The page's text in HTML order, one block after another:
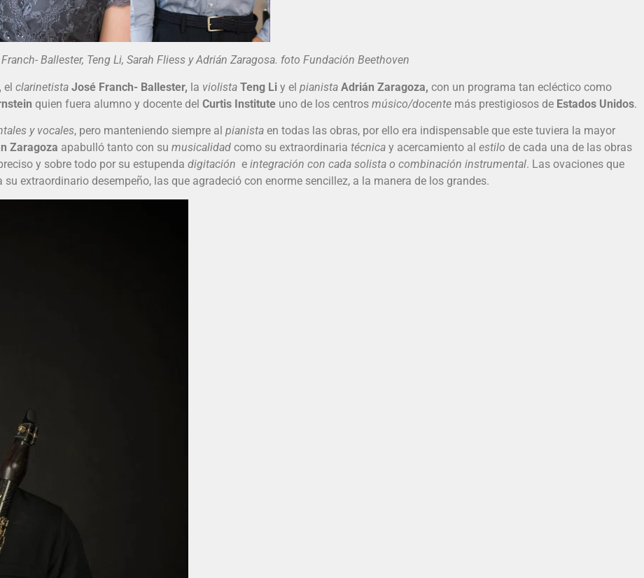
Ballester, Teng Li, Sarah Fliess y Adrián Zaragosa. foto Fundación Beethoven
el clarinetista José Franch- Ballester, la violista Teng Li y el pianista Adrián Zaragoza, con un programa tan ecléctico como
quien fuera alumno y docente del Curtis Institute uno de los centros músico/docente más prestigiosos de Estados Unidos.
y vocales, pero manteniendo siempre al pianista en todas las obras, por ello era indispensable que este tuviera la mayor
Zaragoza apabulló tanto con su musicalidadcomo su extraordinaria técnicay acercamiento al estilo de cada una de las obras
y sobre todo por su estupenda digitación e integración con cada solista o combinación instrumental. Las ovaciones que
extraordinario desempeño, las que agradeció con enorme sencillez, a la manera de los grandes.